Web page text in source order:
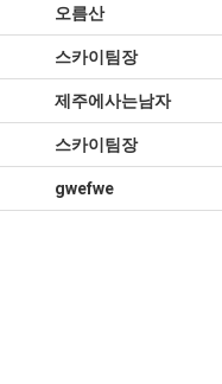
오름산
스카이팀장
제주에사는남자
스카이팀장
gwefwe
06.24
06.13
04.14
04.07
11.21
aaaa
aaaaa
aaaaa
혹시 오프라인 모
회원가입 인사